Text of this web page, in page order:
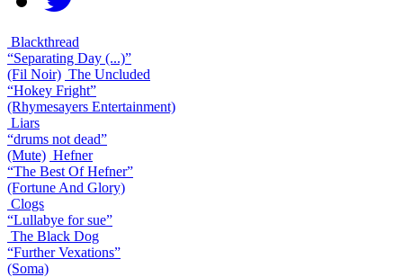
Blackthread
“Separating Day (...)”
(Fil Noir) The Uncluded
“Hokey Fright”
(Rhymesayers Entertainment)
Liars
“drums not dead”
(Mute) Hefner
“The Best Of Hefner”
(Fortune And Glory)
Clogs
“Lullabye for sue”
The Black Dog
“Further Vexations”
(Soma)